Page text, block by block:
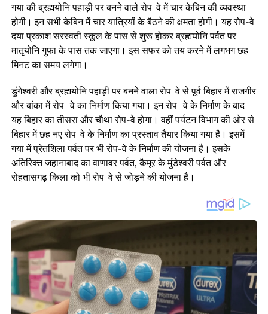
गया की ब्रह्मयोनि पहाड़ी पर बनने वाले रोप-वे में चार केबिन की व्यवस्था
होगी। इन सभी केबिन में चार यात्रियों के बैठने की क्षमता होगी। यह रोप-वे
दया प्रकाश सरस्वती स्कूल के पास से शुरू होकर ब्रह्मयोनि पर्वत पर
मातृयोनि गुफा के पास तक जाएगा। इस सफर को तय करने में लगभग छह
मिनट का समय लगेगा।
डुंगेश्वरी और ब्रह्मयोनि पहाड़ी पर बनने वाला रोप-वे से पूर्व बिहार में राजगीर
और बांका में रोप–वे का निर्माण किया गया। इन रोप–वे के निर्माण के बाद
यह बिहार का तीसरा और चौथा रोप-वे होगा। वहीं पर्यटन विभाग की ओर से
बिहार में छह नए रोप-वे के निर्माण का प्रस्ताव तैयार किया गया है। इसमें
गया में प्रेतशिला पर्वत पर भी रोप-वे के निर्माण की योजना है। इसके
अतिरिक्त जहानाबाद का वाणावर पर्वत, कैमूर के मुंडेश्वरी पर्वत और
रोहतासगढ़ किला को भी रोप-वे से जोड़ने की योजना है।